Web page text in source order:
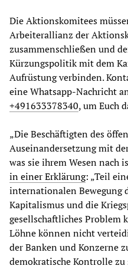
Die Aktionskomitees
Arbeiterallianz der
zusammenschließen und
Kürzungspolitik mit dem
Aufrüstung verbinden.
eine Whatsapp-Nachricht
+491633378340, um Euch
„Die Beschäftigten des
Auseinandersetzung mit
was sie ihrem Wesen nach
in einer Erklärung: „Teil
internationalen Bewegung
Kapitalismus und die
gesellschaftliches Problem
Löhne können nicht
der Banken und Konzerne
demokratische Kontrolle zu